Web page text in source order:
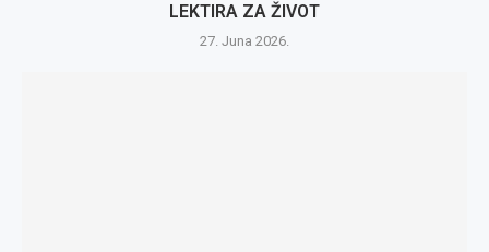
LEKTIRA ZA ŽIVOT
27. Juna 2026.